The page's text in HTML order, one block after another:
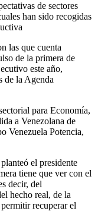
de sectores
han sido recogidas
las que cuenta
de la primera de
este año,
de la Agenda
para Economía,
a Venezolana de
Venezuela Potencia,
el presidente
tiene que ver con el
decir, del
hecho real, de la
recuperar el